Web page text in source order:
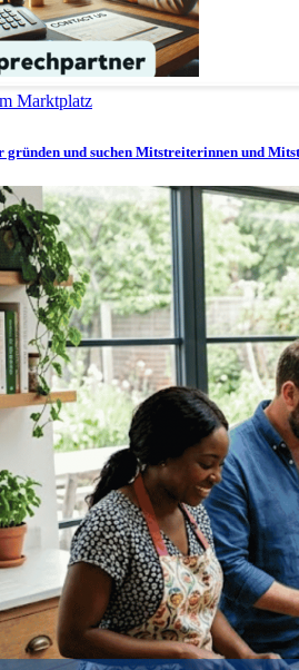
Marktplatz
gründen und suchen Mitstreiterinnen und